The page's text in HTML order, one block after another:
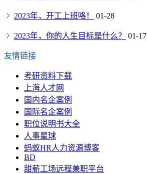
2023年，开工上班咯！ 01-28
2023年，你的人生目标是什么？ 01-17
友情链接
考研资料下载
上海人才网
国内名企案例
国际名企案例
职位说明书大全
人事星球
蚂蚁HR人力资源博客
BD
甜薪工场远程兼职平台